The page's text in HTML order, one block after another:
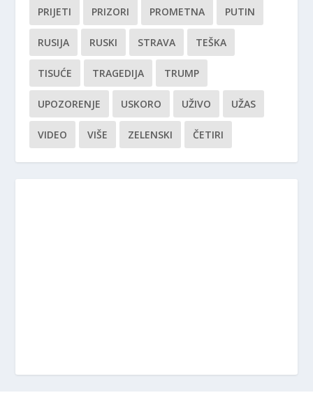
PRIJETI PRIZORI PROMETNA PUTIN
RUSIJA RUSKI STRAVA TEŠKA
TISUĆE TRAGEDIJA TRUMP
UPOZORENJE USKORO UŽIVO UŽAS
VIDEO VIŠE ZELENSKI ČETIRI